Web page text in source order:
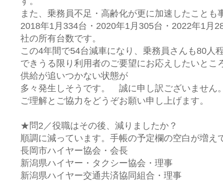
また、乗務員不足・高齢化が更に加速したことも
2018年1月334台・2020年1月305台・2022年1月
社の所有台数です。
この4年間で54台減車になり、乗務員さんも80人
できうる限り利用者のご要望にお応えしたいとこ
供給が追いつかない状態が
多々発生しそうです。 誠に申し訳ございません
ご理解とご協力をどうぞお願い申し上げます。
★問2／役職はその後、減りましたか？
順調に減っています。手帳の予定欄の空白が増え
長岡市ハイヤー協会・会長
新潟県ハイヤー・タクシー協会・理事
新潟県ハイヤー交通共済協同組合・理事